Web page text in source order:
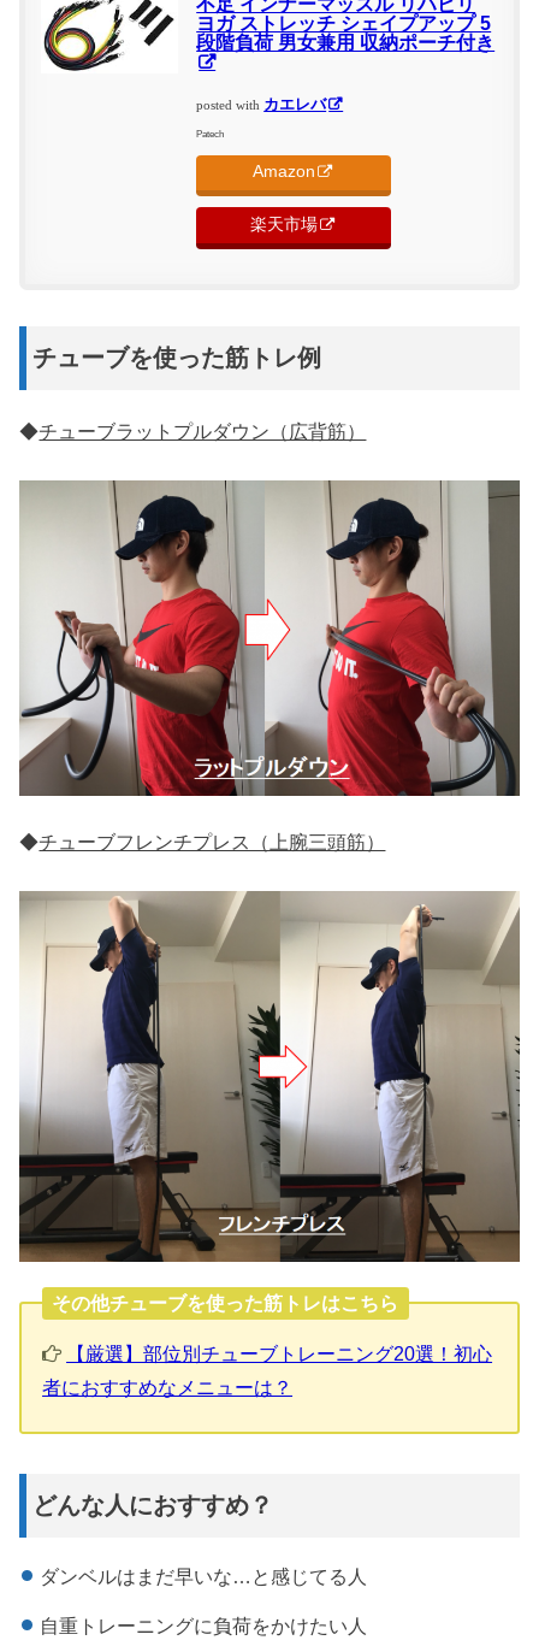
ヨガ ストレッチ シェイプアップ 5
段階負荷 男女兼用 収納ポーチ付き
posted with カエレバ
Patech
Amazon
楽天市場
チューブを使った筋トレ例
◆チューブラットプルダウン（広背筋）
◆チューブフレンチプレス（上腕三頭筋）
その他チューブを使った筋トレはこちら
【厳選】部位別チューブトレーニング20選！初心
者におすすめなメニューは？
どんな人におすすめ？
ダンベルはまだ早いな…と感じてる人
自重トレーニングに負荷をかけたい人